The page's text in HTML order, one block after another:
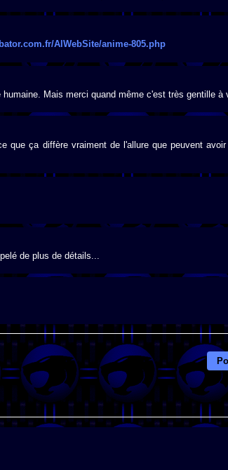
AlWebSite/anime-805.php
Mais merci quand même c'est très gentille à
que ça diffère vraiment de l'allure que peuvent
de plus de détails...